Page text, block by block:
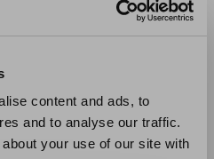
content and ads, to
and to analyse our traffic.
your use of our site with
7